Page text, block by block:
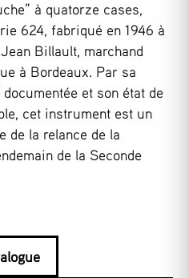
à quatorze cases,
624, fabriqué en 1946 à
Billault, marchand
à Bordeaux. Par sa
et son état de
cet instrument est un
de la relance de la
de la Seconde